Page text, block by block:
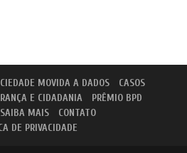
MOVIDA A DADOS
CASOS
E CIDADANIA
PRÊMIO BPD
SAIBA MAIS
CONTATO
DE PRIVACIDADE